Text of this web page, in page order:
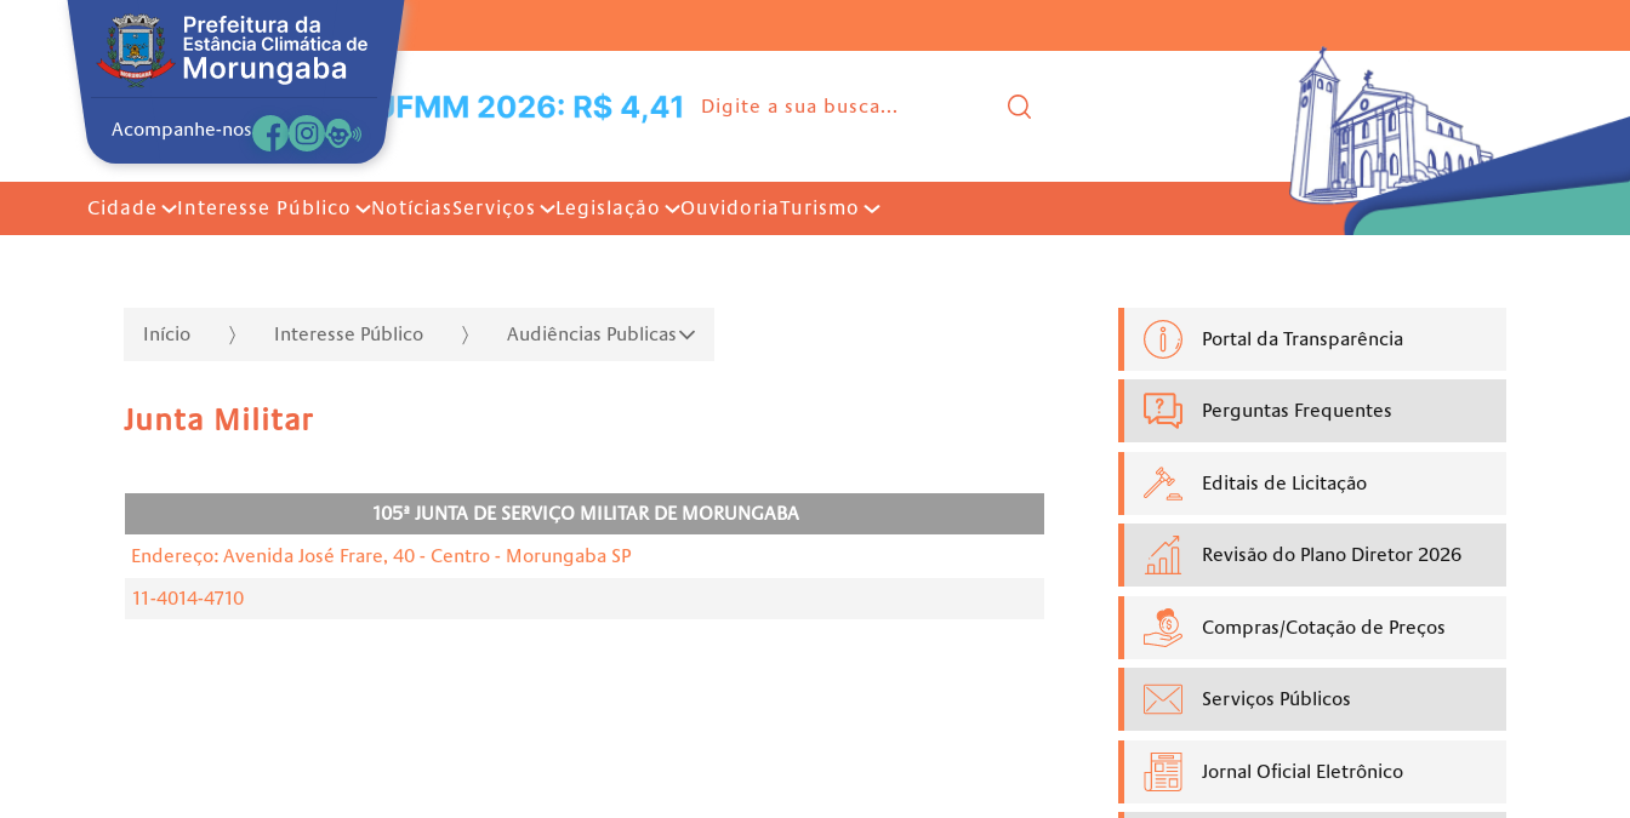
Acompanhe-nos
Cidade Interesse Público NotíciasServiços Legislação OuvidoriaTurismo
Início Interesse Público Audiências Publicas
Junta Militar
105ª JUNTA DE SERVIÇO MILITAR DE MORUNGABA
Endereço: Avenida José Frare, 40 - Centro - Morungaba SP
11-4014-4710
Portal da Transparência
Perguntas Frequentes
Editais de Licitação
Revisão do Plano Diretor 2026
Compras/Cotação de Preços
Serviços Públicos
Jornal Oficial Eletrônico